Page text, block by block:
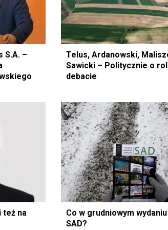
S.A. –
Telus, Ardanowski,
Sawicki – Politycznie o
debacie
też na
Co w grudniowym
SAD?